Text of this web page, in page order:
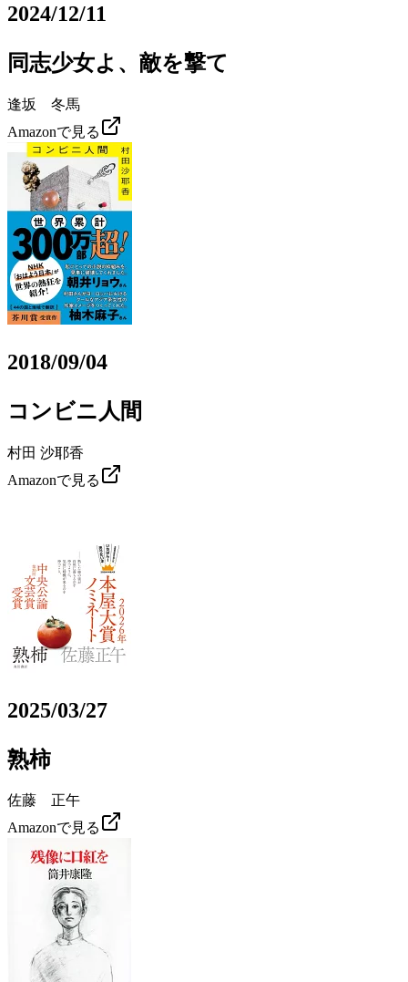
2024/12/11
同志少女よ、敵を撃て
逢坂 冬馬
Amazonで見る
2018/09/04
コンビニ人間
村田 沙耶香
Amazonで見る
2025/03/27
熟柿
佐藤 正午
Amazonで見る